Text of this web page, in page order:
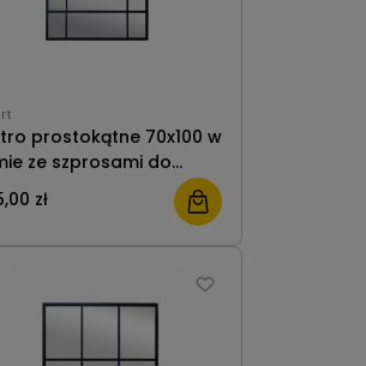
prostokątne 70x100 w
ze szprosami do
czarne industrialne
BD Art
zł